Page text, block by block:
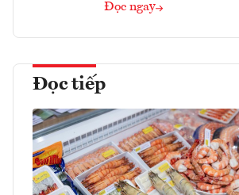
Đọc ngay
Đọc tiếp